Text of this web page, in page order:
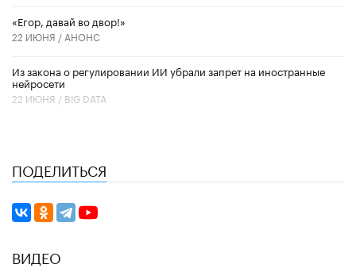
«Егор, давай во двор!»
22 ИЮНЯ / АНОНС
Из закона о регулировании ИИ убрали запрет на иностранные
нейросети
22 ИЮНЯ / BIG DATA
ПОДЕЛИТЬСЯ
ВИДЕО